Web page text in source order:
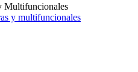
Multifuncionales
y multifuncionales